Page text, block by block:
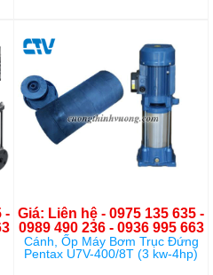
- Giá: Liên hệ - 0975 135 635 -
0989 490 236 - 0936 995 663
Cánh, Ốp Máy Bơm Trục Đứng
Pentax U7V-400/8T (3 kw-4hp)